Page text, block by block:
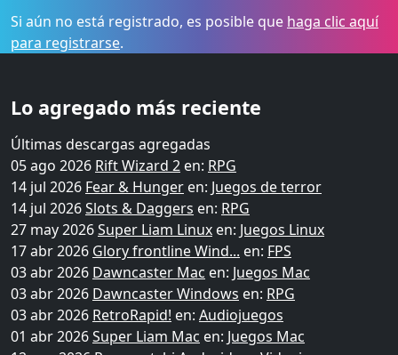
Si aún no está registrado, es posible que haga clic aquí
para registrarse.
Lo agregado más reciente
Últimas descargas agregadas
05 ago 2026 Rift Wizard 2 en: RPG
14 jul 2026 Fear & Hunger en: Juegos de terror
14 jul 2026Slots & Daggers en: RPG
27 may 2026Super Liam Linux en: Juegos Linux
17 abr 2026 Glory frontline Wind... en: FPS
03 abr 2026 Dawncaster Mac en: Juegos Mac
03 abr 2026 Dawncaster Windows en: RPG
03 abr 2026 RetroRapid! en: Audiojuegos
01 abr 2026Super Liam Mac en: Juegos Mac